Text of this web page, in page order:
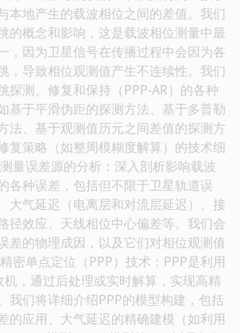
本地产生的载波相位之间的差值。我们
的概念和影响，这是载波相位测量中最
，因为卫星信号在传播过程中会因为各
，导致相位观测值产生不连续性。我们
探测、修复和保持（PPP-AR）的各种
基于平滑伪距的探测方法、基于多普勒
法、基于观测值历元之间差值的探测方
复策略（如整周模糊度解算）的技术细
量误差源的分析：深入剖析影响载波
各种误差，包括但不限于卫星轨道误
大气延迟（电离层和对流层延迟）、接
径效应、天线相位中心偏差等。我们会
差的物理成因，以及它们对相位观测值
密单点定位（PPP）技术：PPP是利用
机，通过后处理或实时解算，实现高精
我们将详细介绍PPP的模型构建，包括
的应用、大气延迟的精确建模（如利用